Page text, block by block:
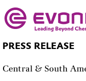
PRESS RELEASE
Central & South